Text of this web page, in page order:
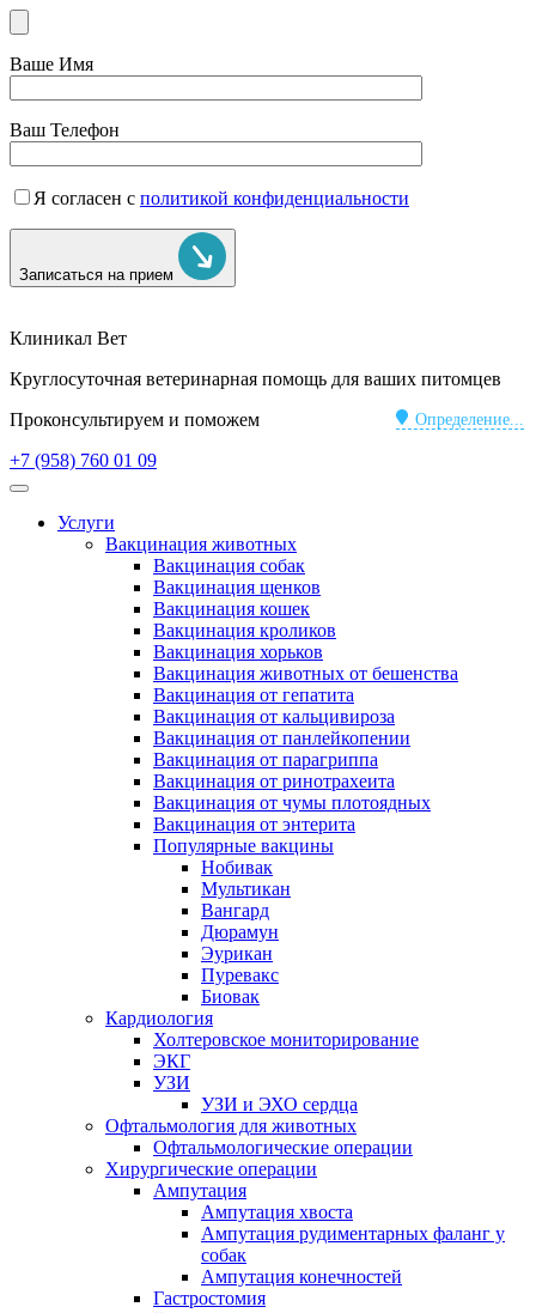
Ваше Имя
Ваш Телефон
Я согласен с политикой конфиденциальности
Записаться на прием
Клиникал Вет
Круглосуточная ветеринарная помощь для ваших питомцев
Определение...
Проконсультируем и поможем
+7 (958) 760 01 09
Услуги
Вакцинация животных
Вакцинация собак
Вакцинация щенков
Вакцинация кошек
Вакцинация кроликов
Вакцинация хорьков
Вакцинация животных от бешенства
Вакцинация от гепатита
Вакцинация от кальцивироза
Вакцинация от панлейкопении
Вакцинация от парагриппа
Вакцинация от ринотрахеита
Вакцинация от чумы плотоядных
Вакцинация от энтерита
Популярные вакцины
Нобивак
Мультикан
Вангард
Дюрамун
Эурикан
Пуревакс
Биовак
Кардиология
Холтеровское мониторирование
ЭКГ
УЗИ
УЗИ и ЭХО сердца
Офтальмология для животных
Офтальмологические операции
Хирургические операции
Ампутация
Ампутация хвоста
Ампутация рудиментарных фаланг у
собак
Ампутация конечностей
Гастростомия